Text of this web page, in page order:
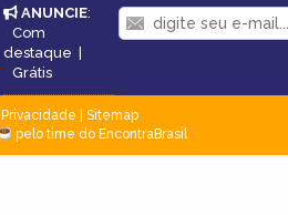
ANUNCIE:
Com
destaque |
Grátis
Privacidade
Sitemap
pelo time do EncontraBrasil